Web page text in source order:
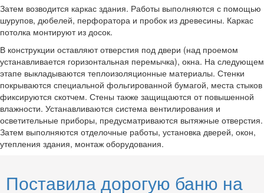
Затем возводится каркас здания. Работы выполняются с помощью
шурупов, дюбелей, перфоратора и пробок из древесины. Каркас
потолка монтируют из досок.
В конструкции оставляют отверстия под двери (над проемом
устанавливается горизонтальная перемычка), окна. На следующем
этапе выкладываются теплоизоляционные материалы. Стенки
покрываются специальной фольгированной бумагой, места стыков
фиксируются скотчем. Стены также защищаются от повышенной
влажности. Устанавливаются система вентилирования и
осветительные приборы, предусматриваются вытяжные отверстия.
Затем выполняются отделочные работы, установка дверей, окон,
утепления здания, монтаж оборудования.
Поставила дорогую баню на